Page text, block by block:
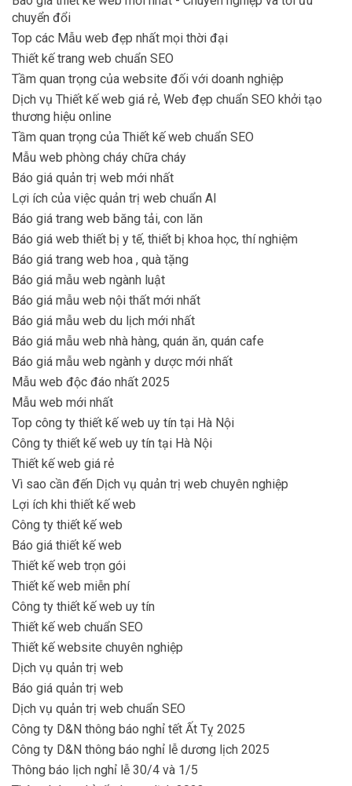
chuyển đổi
Top các Mẫu web đẹp nhất mọi thời đại
Thiết kế trang web chuẩn SEO
Tầm quan trọng của website đối với doanh nghiệp
Dịch vụ Thiết kế web giá rẻ, Web đẹp chuẩn SEO khởi tạo
thương hiệu online
Tầm quan trọng của Thiết kế web chuẩn SEO
Mẫu web phòng cháy chữa cháy
Báo giá quản trị web mới nhất
Lợi ích của việc quản trị web chuẩn AI
Báo giá trang web băng tải, con lăn
Báo giá web thiết bị y tế, thiết bị khoa học, thí nghiệm
Báo giá trang web hoa , quà tặng
Báo giá mẫu web ngành luật
Báo giá mẫu web nội thất mới nhất
Báo giá mẫu web du lịch mới nhất
Báo giá mẫu web nhà hàng, quán ăn, quán cafe
Báo giá mẫu web ngành y dược mới nhất
Mẫu web độc đáo nhất 2025
Mẫu web mới nhất
Top công ty thiết kế web uy tín tại Hà Nội
Công ty thiết kế web uy tín tại Hà Nội
Thiết kế web giá rẻ
Vì sao cần đến Dịch vụ quản trị web chuyên nghiệp
Lợi ích khi thiết kế web
Công ty thiết kế web
Báo giá thiết kế web
Thiết kế web trọn gói
Thiết kế web miễn phí
Công ty thiết kế web uy tín
Thiết kế web chuẩn SEO
Thiết kế website chuyên nghiệp
Dịch vụ quản trị web
Báo giá quản trị web
Dịch vụ quản trị web chuẩn SEO
Công ty D&N thông báo nghỉ tết Ất Tỵ 2025
Công ty D&N thông báo nghỉ lễ dương lịch 2025
Thông báo lịch nghỉ lễ 30/4 và 1/5